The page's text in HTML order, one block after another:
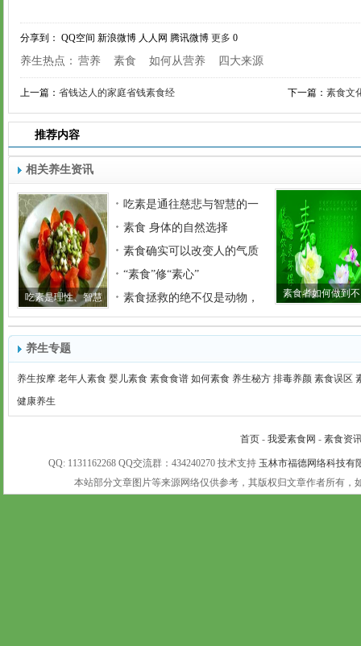
分享到： QQ空间 新浪微博 人人网 腾讯微博 更多 0
养生热点： 营养 素食 如何从营养 四大来源
下一篇： 素食文
上一篇： 省钱达人的家庭省钱素食经
推荐内容
相关养生资讯
吃素是理性、智慧
吃素是通往慈悲与智慧的一
素食 身体的自然选择
素食确实可以改变人的气质
“素食”修“素心”
素食拯救的绝不仅是动物，
素食者如何做到不
养生专题
养生按摩 老年人素食 婴儿素食 素食食谱 如何素食 养生秘方 排毒养颜 素食误区
健康养生
首页 - 我爱素食网 - 素食资
QQ: 1131162268 QQ交流群：434240270 技术支持 玉林市福德网络科技有
本站部分文章图片等来源网络仅供参考，其版权归文章作者所有，